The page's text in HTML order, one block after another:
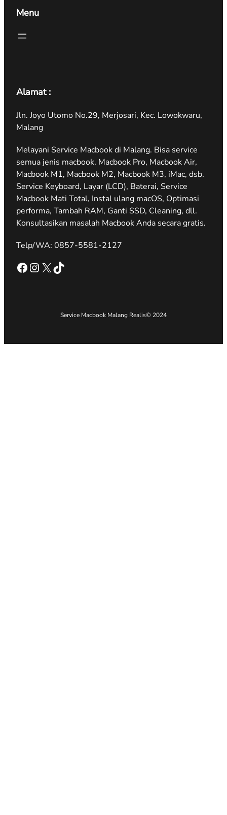
Menu
Alamat :
Jln. Joyo Utomo No.29, Merjosari, Kec. Lowokwaru,
Malang
Melayani Service Macbook di Malang. Bisa service
semua jenis macbook. Macbook Pro, Macbook Air,
Macbook M1, Macbook M2, Macbook M3, iMac, dsb.
Service Keyboard, Layar (LCD), Baterai, Service
Macbook Mati Total, Instal ulang macOS, Optimasi
performa, Tambah RAM, Ganti SSD, Cleaning, dll.
Konsultasikan masalah Macbook Anda secara gratis.
Telp/WA: 0857-5581-2127
Facebook Instagram X TikTok
Service Macbook Malang Realis© 2024